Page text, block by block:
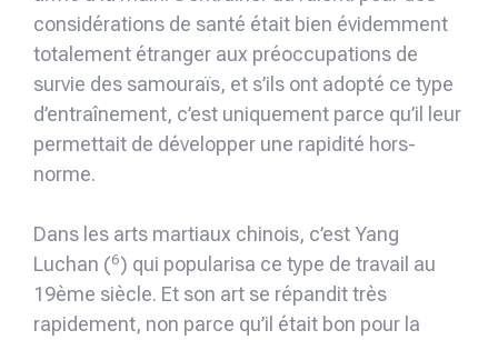
considérations de santé était bien évidemment
totalement étranger aux préoccupations de
survie des samouraïs, et s’ils ont adopté ce type
d’entraînement, c’est uniquement parce qu’il leur
permettait de développer une rapidité hors-
norme.
Dans les arts martiaux chinois, c’est Yang
Luchan (6) qui popularisa ce type de travail au
19ème siècle. Et son art se répandit très
rapidement, non parce qu’il était bon pour la